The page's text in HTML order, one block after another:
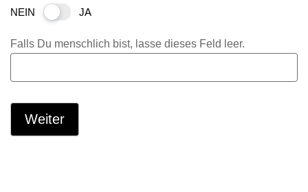
NEIN JA
Falls Du menschlich bist, lasse dieses Feld leer.